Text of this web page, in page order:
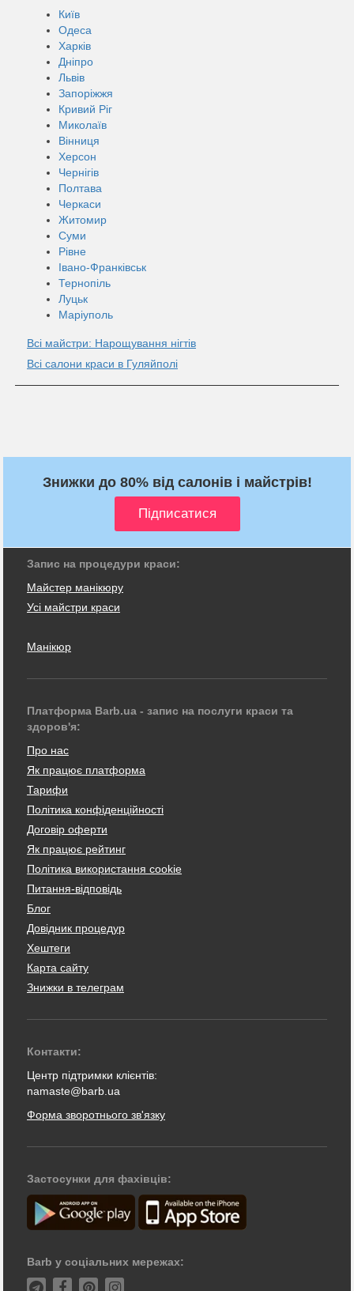
Київ
Одеса
Харків
Дніпро
Львів
Запоріжжя
Кривий Ріг
Миколаїв
Вінниця
Херсон
Чернігів
Полтава
Черкаси
Житомир
Суми
Рівне
Івано-Франківськ
Тернопіль
Луцьк
Маріуполь
Всі майстри: Нарощування нігтів
Всі салони краси в Гуляйполі
Знижки до 80% від салонів і майстрів!
Запис на процедури краси:
Майстер манікюру
Усі майстри краси
Манікюр
Платформа Barb.ua - запис на послуги краси та
здоров'я:
Про нас
Як працює платформа
Тарифи
Політика конфіденційності
Договір оферти
Як працює рейтинг
Політика використання cookie
Питання-відповідь
Блог
Довідник процедур
Хештеги
Карта сайту
Знижки в телеграм
Контакти:
Центр підтримки клієнтів:
namaste@barb.ua
Форма зворотнього зв'язку
Застосунки для фахівців:
Barb у соціальних мережах: